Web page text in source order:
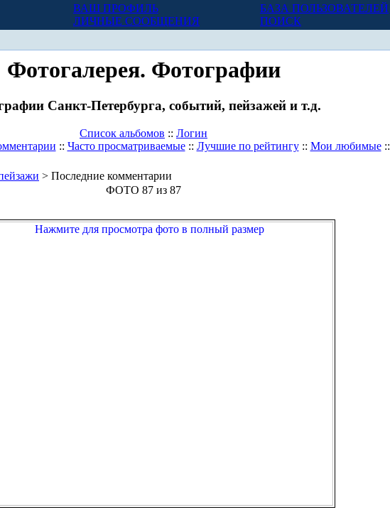
ВАШ ПРОФИЛЬ
ЛИЧНЫЕ СООБЩЕНИЯ
БАЗА ПОЛЬЗОВАТЕЛЕЙ
ПОИСК
Фотогалерея. Фотографии
Санкт-Петербурга, событий, пейзажей и т.д.
Список альбомов :: Логин
:: Часто просматриваемые:: Лучшие по рейтингу:: Мои любимые::
> Последние комментарии
ФОТО 87 из 87